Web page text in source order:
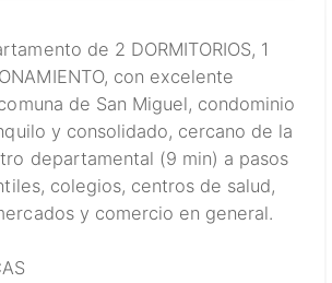
de 2 DORMITORIOS, 1
con excelente
de San Miguel, condominio
y consolidado, cercano de la
departamental (9 min) a pasos
colegios, centros de salud,
y comercio en general.